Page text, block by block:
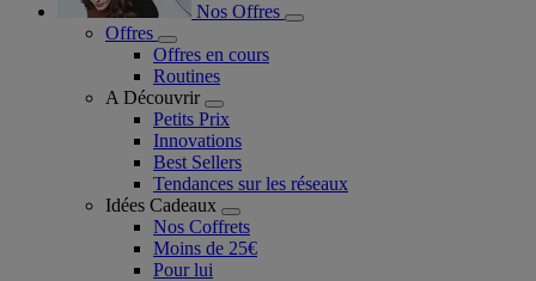
Nos Offres
Offres
Offres en cours
Routines
A Découvrir
Petits Prix
Innovations
Best Sellers
Tendances sur les réseaux
Idées Cadeaux
Nos Coffrets
Moins de 25€
Pour lui